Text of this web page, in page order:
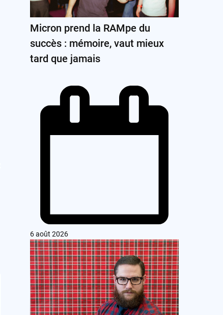
Micron prend la RAMpe du
succès : mémoire, vaut mieux
tard que jamais
6 août 2026